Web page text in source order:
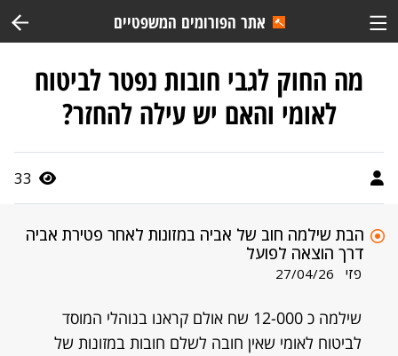
אתר הפורומים המשפטיים
מה החוק לגבי חובות נפטר לביטוח
לאומי והאם יש עילה להחזר?
33
הבת שילמה חוב של אביה במזונות לאחר פטירת אביה
דרך הוצאה לפועל
פזי 27/04/26
שילמה כ 12-000 שח אולם קראנו בנוהלי המוסד
לביטוח לאומי שאין חובה לשלם חובות במזונות של